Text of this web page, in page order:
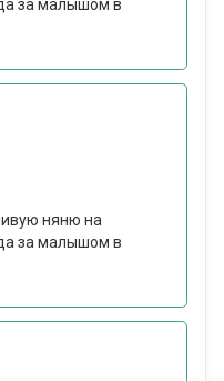
за малышом в
няню на
за малышом в